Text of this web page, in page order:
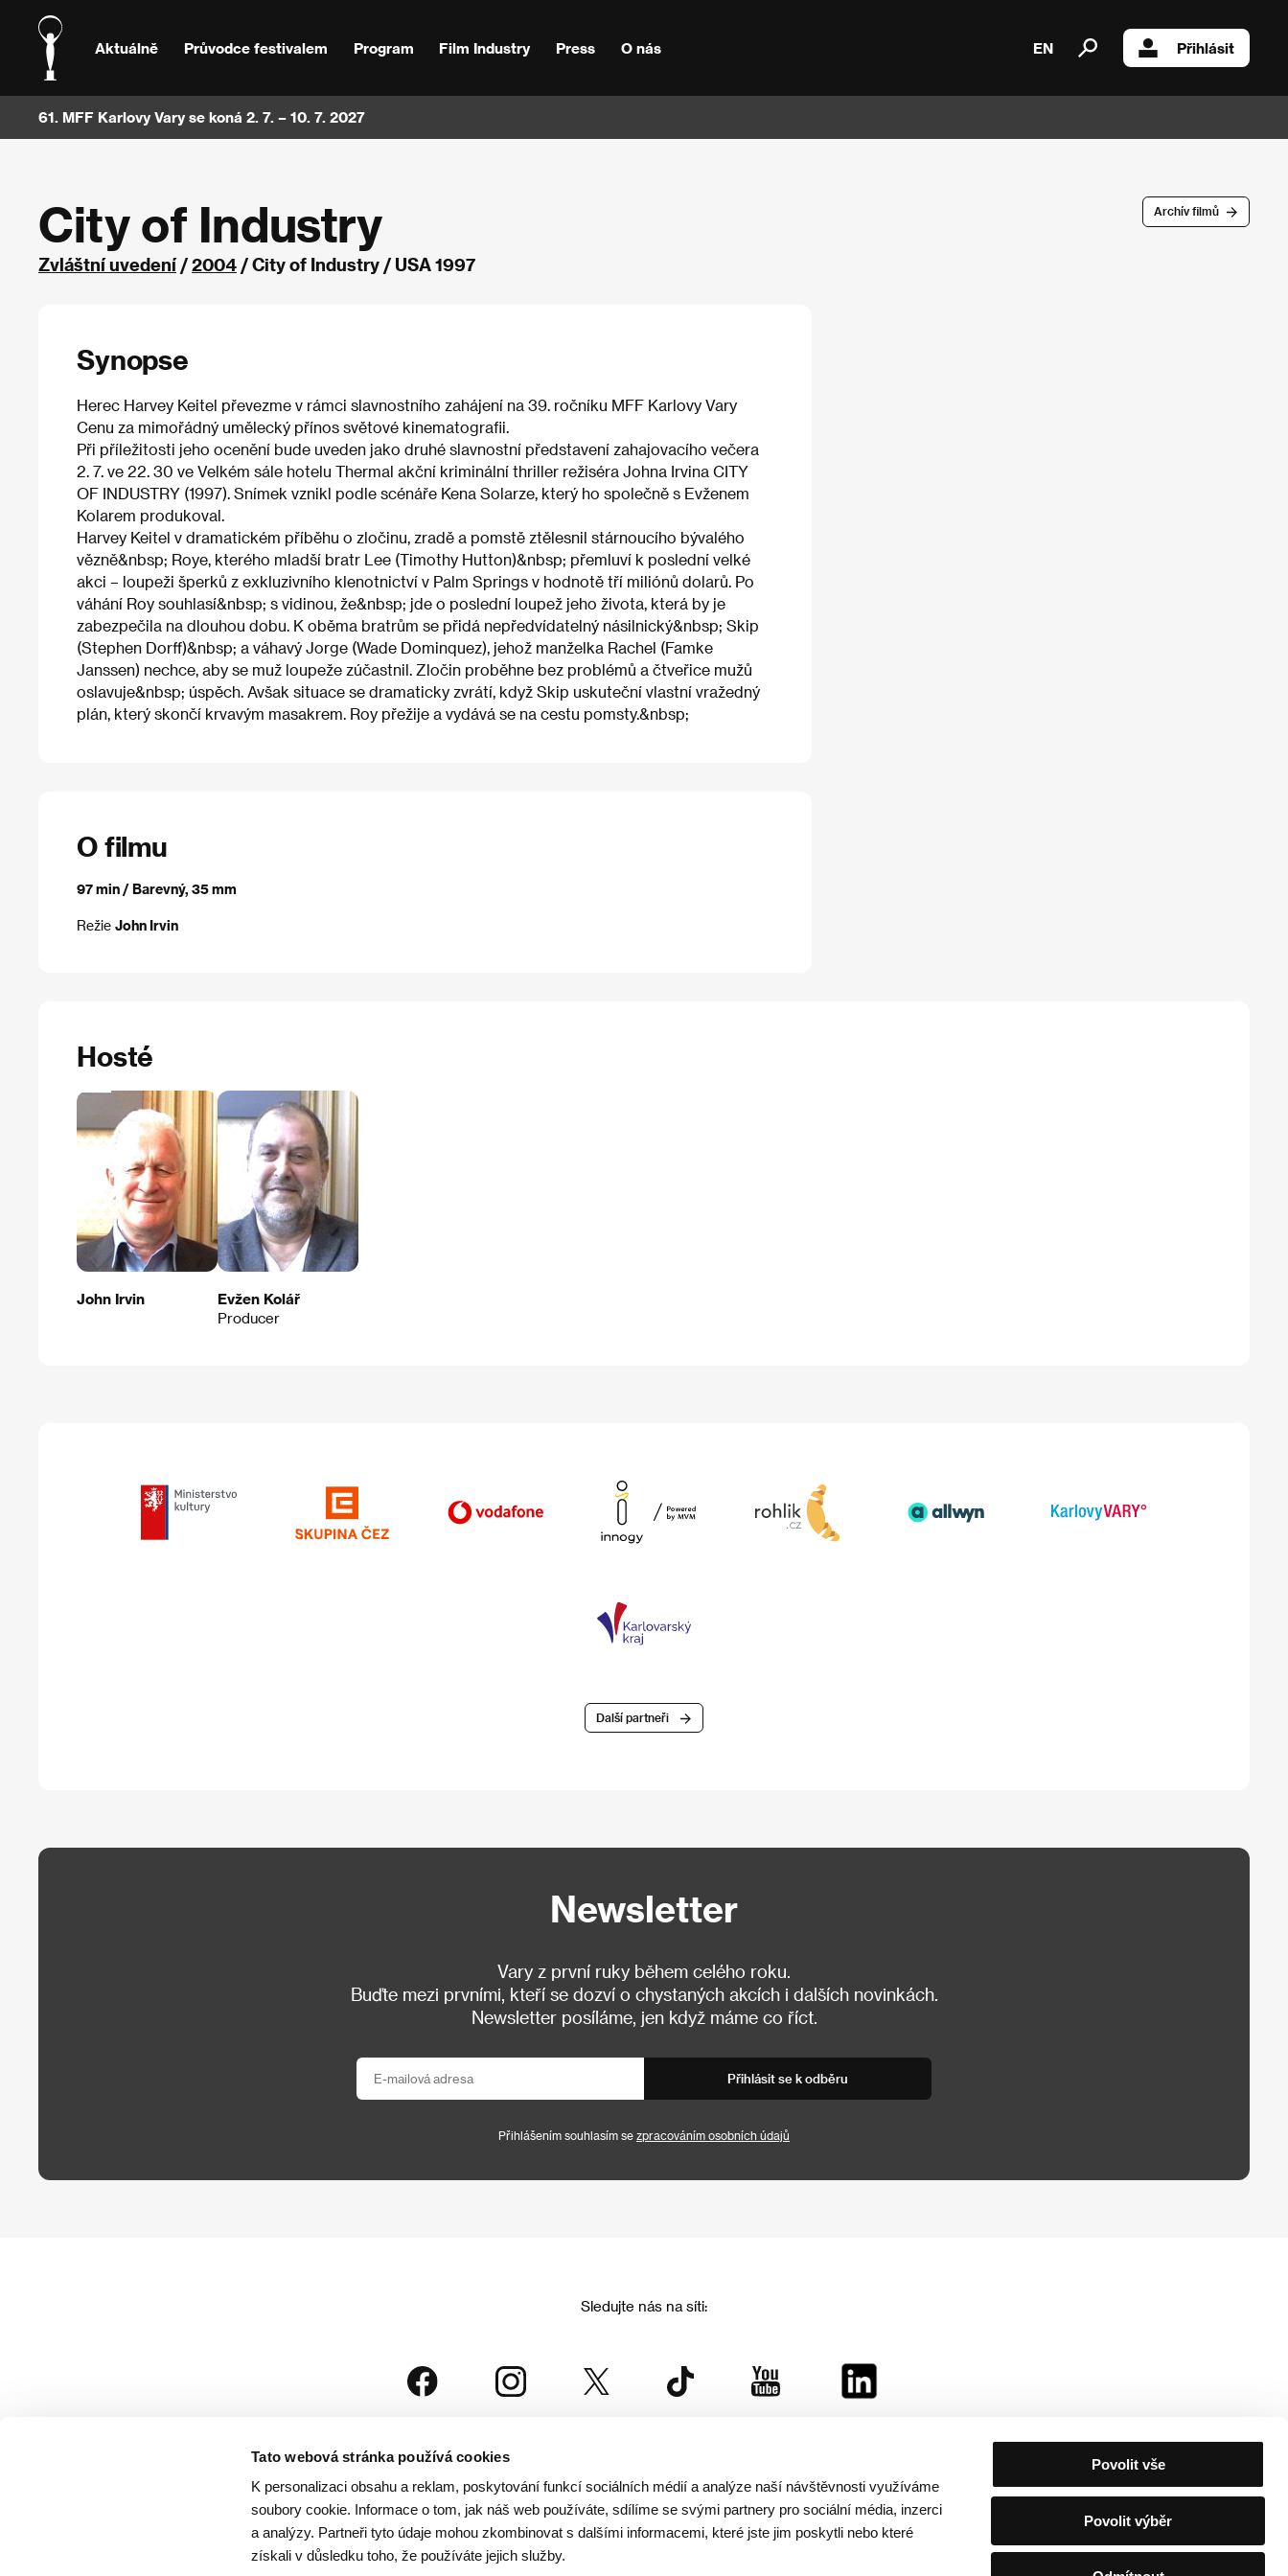
Tato webová stránka používá cookies
K personalizaci obsahu a reklam, poskytování funkcí sociálních médií a analýze naší návštěvnosti využíváme
soubory cookie. Informace o tom, jak náš web používáte, sdílíme se svými partnery pro sociální média, inzerci
a analýzy. Partneři tyto údaje mohou zkombinovat s dalšími informacemi, které jste jim poskytli nebo které
získali v důsledku toho, že používáte jejich služby.
Povolit vše
Povolit výběr
Aktuálně Průvodce festivalem Program Film Industry Press O nás EN Přihlásit
61. MFF Karlovy Vary se koná 2. 7. – 10. 7. 2027
Archív filmů
City of Industry
Zvláštní uvedení/2004 / City of Industry / USA 1997
Synopse
Herec Harvey Keitel převezme v rámci slavnostního zahájení na 39. ročníku MFF Karlovy Vary
Cenu za mimořádný umělecký přínos světové kinematografii.
Při příležitosti jeho ocenění bude uveden jako druhé slavnostní představení zahajovacího večera
2. 7. ve 22. 30 ve Velkém sále hotelu Thermal akční kriminální thriller režiséra Johna Irvina CITY
OF INDUSTRY (1997). Snímek vznikl podle scénáře Kena Solarze, který ho společně s Evženem
Kolarem produkoval.
Harvey Keitel v dramatickém příběhu o zločinu, zradě a pomstě ztělesnil stárnoucího bývalého
vězně&nbsp; Roye, kterého mladší bratr Lee (Timothy Hutton)&nbsp; přemluví k poslední velké
akci – loupeži šperků z exkluzivního klenotnictví v Palm Springs v hodnotě tří miliónů dolarů. Po
váhání Roy souhlasí&nbsp; s vidinou, že&nbsp; jde o poslední loupež jeho života, která by je
zabezpečila na dlouhou dobu. K oběma bratrům se přidá nepředvídatelný násilnický&nbsp; Skip
(Stephen Dorff)&nbsp; a váhavý Jorge (Wade Dominquez), jehož manželka Rachel (Famke
Janssen) nechce, aby se muž loupeže zúčastnil. Zločin proběhne bez problémů a čtveřice mužů
oslavuje&nbsp; úspěch. Avšak situace se dramaticky zvrátí, když Skip uskuteční vlastní vražedný
plán, který skončí krvavým masakrem. Roy přežije a vydává se na cestu pomsty.&nbsp;
O filmu
97 min / Barevný, 35 mm
Režie John Irvin
Hosté
John Irvin
Evžen Kolář
Producer
Další partneři
Newsletter
Vary z první ruky během celého roku.
Buďte mezi prvními, kteří se dozví o chystaných akcích i dalších novinkách.
Newsletter posíláme, jen když máme co říct.
Přihlásit se k odběru
Přihlášením souhlasím se zpracováním osobních údajů
Sledujte nás na síti:
je součástí rodiny KVIFF Group, která zastřešuje i další projekty: